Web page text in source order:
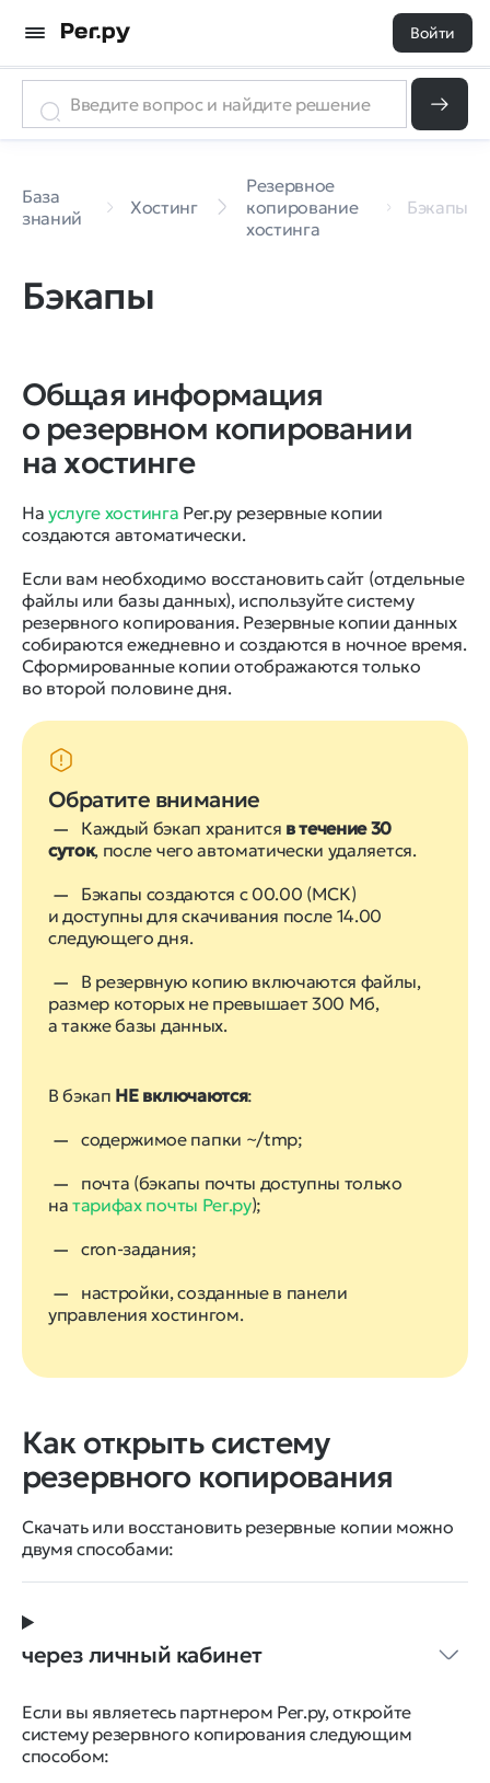
Войти
База
знаний
Хостинг
Резервное
копирование
хостинга
Бэкапы
Бэкапы
Общая информация
о резервном копировании
на хостинге
Науслуге хостинга Рег.ру резервные копии
создаются автоматически.
Если вам необходимо восстановить сайт (отдельные
файлы или базы данных), используйте систему
резервного копирования. Резервные копии данных
собираются ежедневно и создаются в ночное время.
Сформированные копии отображаются только
во второй половине дня.
Обратите внимание
Каждый бэкап хранится в течение 30
суток, после чего автоматически удаляется.
Бэкапы создаются с 00.00 (МСК)
и доступны для скачивания после 14.00
следующего дня.
В резервную копию включаются файлы,
размер которых не превышает 300 Мб,
а также базы данных.
В бэкап НЕ включаются:
содержимое папки ~/tmp;
почта (бэкапы почты доступны только
натарифах почты Рег.ру);
cron-задания;
настройки, созданные в панели
управления хостингом.
Как открыть систему
резервного копирования
Скачать или восстановить резервные копии можно
двумя способами:
через личный кабинет
Если вы являетесь партнером Рег.ру, откройте
систему резервного копирования следующим
способом: